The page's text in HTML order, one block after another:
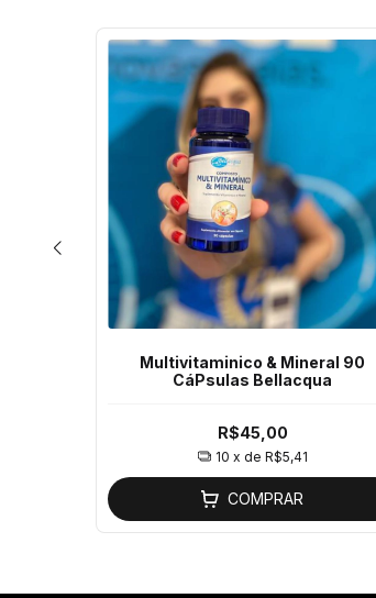
Multivitaminico & Mineral 90
CáPsulas Bellacqua
R$45,00
10 x de R$5,41
COMPRAR